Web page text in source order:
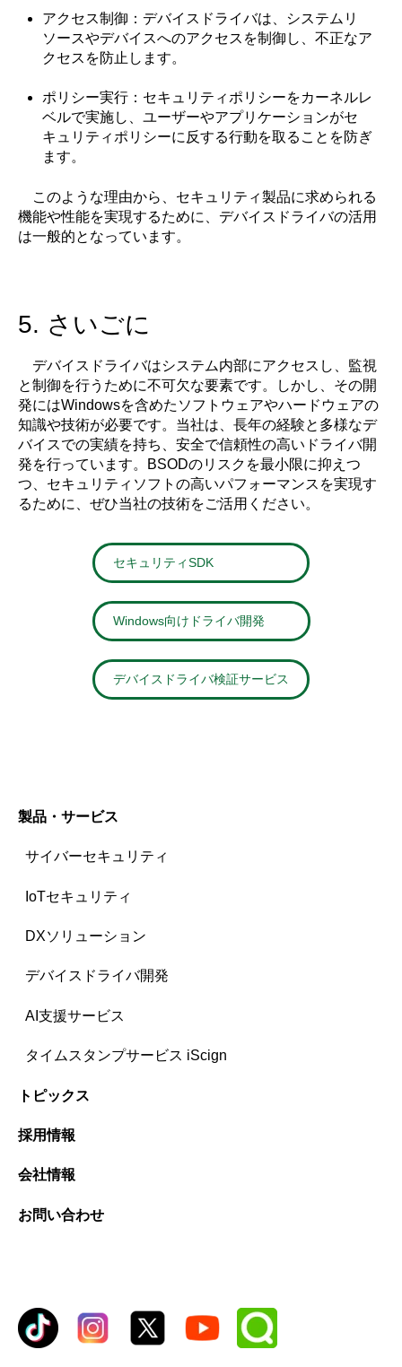
アクセス制御：デバイスドライバは、システムリ
ソースやデバイスへのアクセスを制御し、不正なア
クセスを防止します。
ポリシー実行：セキュリティポリシーをカーネルレ
ベルで実施し、ユーザーやアプリケーションがセ
キュリティポリシーに反する行動を取ることを防ぎ
ます。
このような理由から、セキュリティ製品に求められる
機能や性能を実現するために、デバイスドライバの活用
は一般的となっています。
5. さいごに
デバイスドライバはシステム内部にアクセスし、監視
と制御を行うために不可欠な要素です。しかし、その開
発にはWindowsを含めたソフトウェアやハードウェアの
知識や技術が必要です。当社は、長年の経験と多様なデ
バイスでの実績を持ち、安全で信頼性の高いドライバ開
発を行っています。BSODのリスクを最小限に抑えつ
つ、セキュリティソフトの高いパフォーマンスを実現す
るために、ぜひ当社の技術をご活用ください。
セキュリティSDK
Windows向けドライバ開発
デバイスドライバ検証サービス
製品・サービス
サイバーセキュリティ
IoTセキュリティ
DXソリューション
デバイスドライバ開発
AI支援サービス
タイムスタンプサービス iScign
トピックス
採用情報
会社情報
お問い合わせ